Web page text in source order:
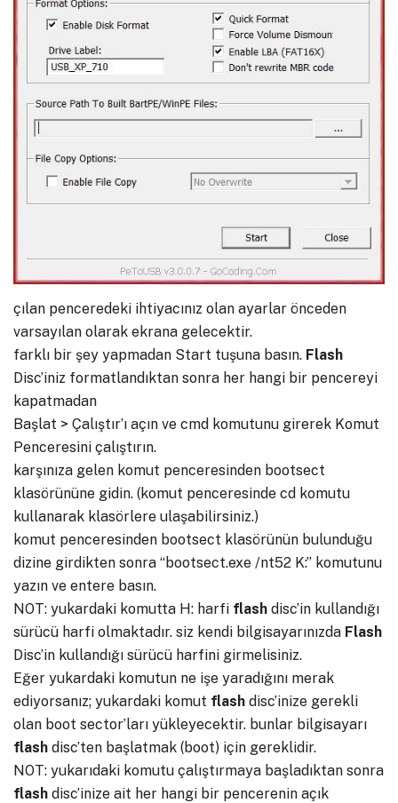
çılan penceredeki ihtiyacınız olan ayarlar önceden
varsayılan olarak ekrana gelecektir.
farklı bir şey yapmadan Start tuşuna basın. Flash
Disc’iniz formatlandıktan sonra her hangi bir pencereyi
kapatmadan
Başlat > Çalıştır’ı açın ve cmd komutunu girerek Komut
Penceresini çalıştırın.
karşınıza gelen komut penceresinden bootsect
klasörününe gidin. (komut penceresinde cd komutu
kullanarak klasörlere ulaşabilirsiniz.)
komut penceresinden bootsect klasörünün bulunduğu
dizine girdikten sonra “bootsect.exe /nt52 K:” komutunu
yazın ve entere basın.
NOT: yukardaki komutta H: harfi flash disc’in kullandığı
sürücü harfi olmaktadır. siz kendi bilgisayarınızda Flash
Disc’in kullandığı sürücü harfini girmelisiniz.
Eğer yukardaki komutun ne işe yaradığını merak
ediyorsanız; yukardaki komut flash disc’inize gerekli
olan boot sector’ları yükleyecektir. bunlar bilgisayarı
flash disc’ten başlatmak (boot) için gereklidir.
NOT: yukarıdaki komutu çalıştırmaya başladıktan sonra
flash disc’inize ait her hangi bir pencerenin açık